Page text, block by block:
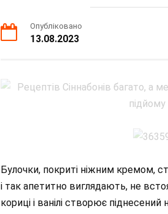
Опубліковано
13.08.2023
Булочки, покриті ніжним кремом,
і так апетитно виглядають, не
кориці і ванілі створює